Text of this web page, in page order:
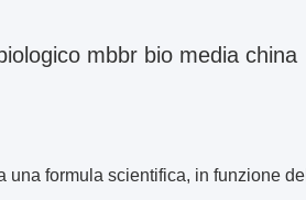
mbbr bio media china
una formula scientifica, in funzione